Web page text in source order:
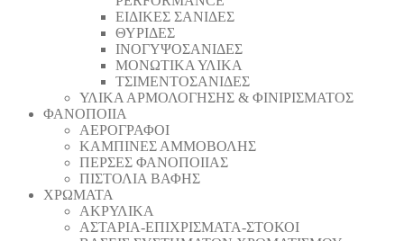
ΕΙΔΙΚΕΣ ΣΑΝΙΔΕΣ
ΘΥΡΙΔΕΣ
ΙΝΟΓΥΨΟΣΑΝΙΔΕΣ
ΜΟΝΩΤΙΚΑ ΥΛΙΚΑ
ΤΣΙΜΕΝΤΟΣΑΝΙΔΕΣ
ΥΛΙΚΑ ΑΡΜΟΛΟΓΗΣΗΣ & ΦΙΝΙΡΙΣΜΑΤΟΣ
ΦΑΝΟΠΟΙΙΑ
ΑΕΡΟΓΡΑΦΟΙ
ΚΑΜΠΙΝΕΣ ΑΜΜΟΒΟΛΗΣ
ΠΕΡΣΕΣ ΦΑΝΟΠΟΙΙΑΣ
ΠΙΣΤΟΛΙΑ ΒΑΦΗΣ
ΧΡΩΜΑΤΑ
ΑΚΡΥΛΙΚΑ
ΑΣΤΑΡΙΑ-ΕΠΙΧΡΙΣΜΑΤΑ-ΣΤΟΚΟΙ